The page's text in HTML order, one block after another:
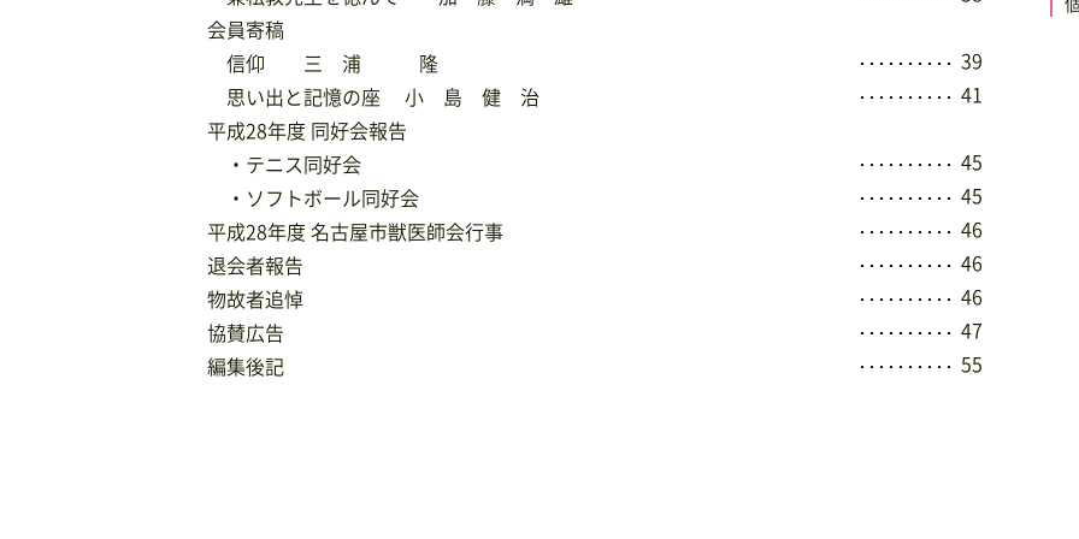
会員寄稿
信仰 三 浦 隆
･･････････ 39
思い出と記憶の座 小 島 健 治
･･････････ 41
平成28年度 同好会報告
・テニス同好会
･･････････ 45
・ソフトボール同好会
･･････････ 45
平成28年度 名古屋市獣医師会行事
･･････････ 46
退会者報告
･･････････ 46
物故者追悼
･･････････ 46
協賛広告
･･････････ 47
編集後記
･･････････ 55